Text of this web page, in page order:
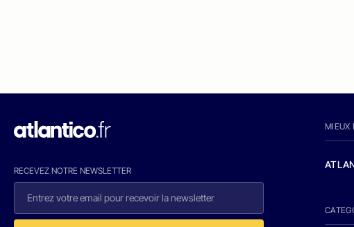
RECEVEZ NOTRE NEWSLETTER
MIEUX